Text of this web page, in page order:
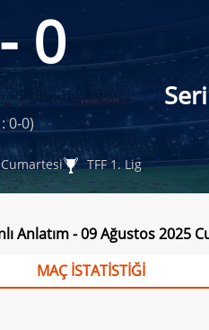
0
0-0)
TFF 1. Lig
Anlatım - 09 Ağustos 2025
MAÇ İSTATİSTİĞİ